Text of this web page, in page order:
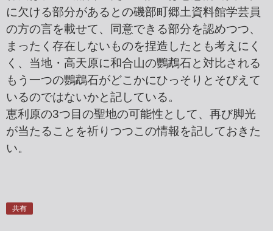
に欠ける部分があるとの磯部町郷土資料館学芸員
の方の言を載せて、同意できる部分を認めつつ、
まったく存在しないものを捏造したとも考えにく
く、当地・高天原に和合山の鸚鵡石と対比される
もう一つの鸚鵡石がどこかにひっそりとそびえて
いるのではないかと記している。
恵利原の3つ目の聖地の可能性として、再び脚光
が当たることを祈りつつこの情報を記しておきた
い。
共有